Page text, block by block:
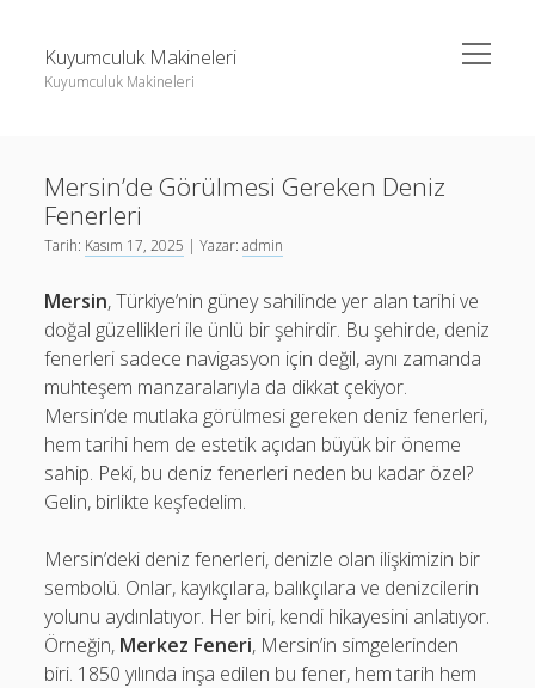
Kuyumculuk Makineleri
Kuyumculuk Makineleri
menüyü
aç
Liste
Sayfa Listesi
Twitter Gizli Sikiş
Bedava Instagram Takipçi Yükseltme
Sayfa Listesi
Shorts Beğeni Gönderme Hilesi Ücretsiz
Twitter Gizli Sikiş
Mersin’de Görülmesi Gereken Deniz
Fenerleri
Tarih: Kasım 17, 2025 | Yazar:admin
Mersin, Türkiye’nin güney sahilinde yer alan tarihi ve
doğal güzellikleri ile ünlü bir şehirdir. Bu şehirde, deniz
fenerleri sadece navigasyon için değil, aynı zamanda
muhteşem manzaralarıyla da dikkat çekiyor.
Mersin’de mutlaka görülmesi gereken deniz fenerleri,
hem tarihi hem de estetik açıdan büyük bir öneme
sahip. Peki, bu deniz fenerleri neden bu kadar özel?
Gelin, birlikte keşfedelim.
Mersin’deki deniz fenerleri, denizle olan ilişkimizin bir
sembolü. Onlar, kayıkçılara, balıkçılara ve denizcilerin
yolunu aydınlatıyor. Her biri, kendi hikayesini anlatıyor.
Örneğin, Merkez Feneri, Mersin’in simgelerinden
biri. 1850 yılında inşa edilen bu fener, hem tarih hem